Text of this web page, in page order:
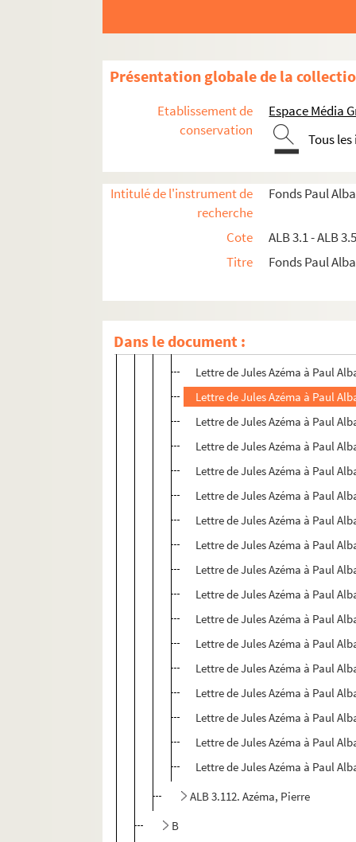
Présentation globale de la
Etablissement de
conservation
Espace Média
Tous
Intitulé de l'instrument de
recherche
Fonds Paul
Cote
ALB 3.1 - ALB
Titre
Fonds Paul
Dans le document :
Lettre de Jules Azéma à Paul
Lettre de Jules Azéma à Paul
Lettre de Jules Azéma à Paul
Lettre de Jules Azéma à Paul
Lettre de Jules Azéma à Paul
Lettre de Jules Azéma à Paul
Lettre de Jules Azéma à Paul
Lettre de Jules Azéma à Paul
Lettre de Jules Azéma à Paul
Lettre de Jules Azéma à Paul
Lettre de Jules Azéma à Paul
Lettre de Jules Azéma à Paul
Lettre de Jules Azéma à Paul
Lettre de Jules Azéma à Paul
Lettre de Jules Azéma à Paul
Lettre de Jules Azéma à Paul
Lettre de Jules Azéma à Paul
Lettre de Jules Azéma à Paul
Lettre de Jules Azéma à Paul
Lettre de Jules Azéma à Paul
Lettre de Jules Azéma à Paul
Lettre de Jules Azéma à Paul
ALB 3.112. Azéma, Pierre
B